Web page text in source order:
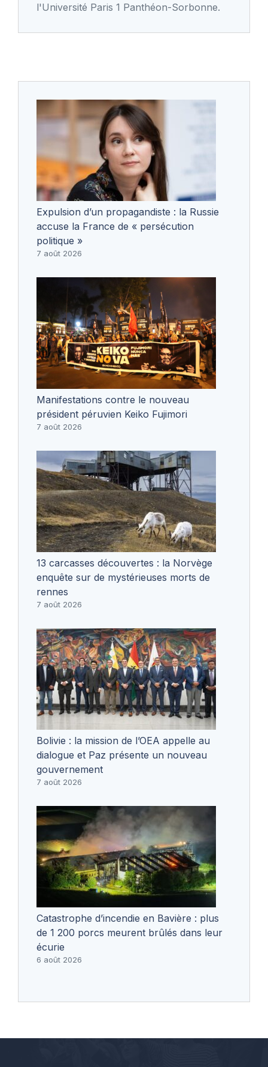
l'Université Paris 1 Panthéon-Sorbonne.
Expulsion d’un propagandiste : la Russie
accuse la France de « persécution
politique »
7 août 2026
Manifestations contre le nouveau
président péruvien Keiko Fujimori
7 août 2026
13 carcasses découvertes : la Norvège
enquête sur de mystérieuses morts de
rennes
7 août 2026
Bolivie : la mission de l’OEA appelle au
dialogue et Paz présente un nouveau
gouvernement
7 août 2026
Catastrophe d’incendie en Bavière : plus
de 1 200 porcs meurent brûlés dans leur
écurie
6 août 2026